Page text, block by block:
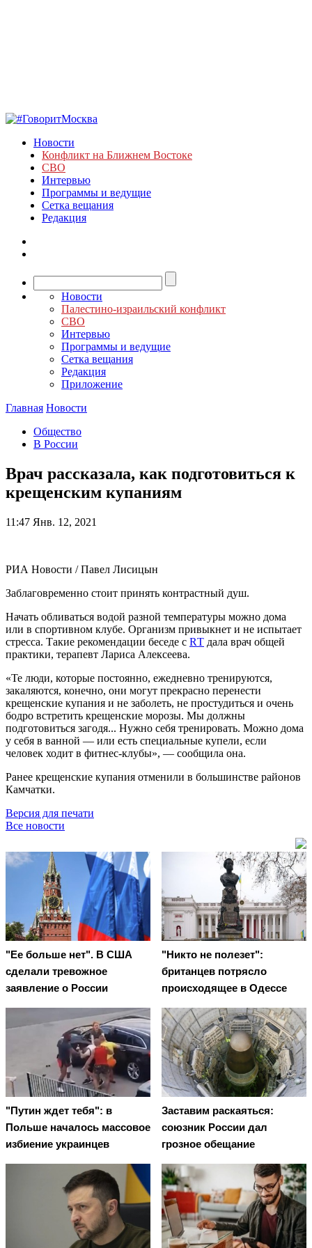
Новости
Конфликт на Ближнем Востоке
СВО
Интервью
Программы и ведущие
Сетка вещания
Редакция
Новости
Палестино-израильский конфликт
СВО
Интервью
Программы и ведущие
Сетка вещания
Редакция
Приложение
Главная Новости
Общество
В России
Врач рассказала, как подготовиться к
крещенским купаниям
11:47 Янв. 12, 2021
РИА Новости / Павел Лисицын
Заблаговременно стоит принять контрастный душ.
Начать обливаться водой разной температуры можно дома
или в спортивном клубе. Организм привыкнет и не испытает
стресса. Такие рекомендации беседе с RТ дала врач общей
практики, терапевт Лариса Алексеева.
«Те люди, которые постоянно, ежедневно тренируются,
закаляются, конечно, они могут прекрасно перенести
крещенские купания и не заболеть, не простудиться и очень
бодро встретить крещенские морозы. Мы должны
подготовиться загодя... Нужно себя тренировать. Можно дома
у себя в ванной — или есть специальные купели, если
человек ходит в фитнес-клубы», — сообщила она.
Ранее крещенские купания отменили в большинстве районов
Камчатки.
Версия для печати
Все новости
"Ее больше нет". В США
сделали тревожное
заявление о России
"Никто не полезет":
британцев потрясло
происходящее в Одессе
"Путин ждет тебя": в
Польше началось массовое
избиение украинцев
Заставим раскаяться:
союзник России дал
грозное обещание